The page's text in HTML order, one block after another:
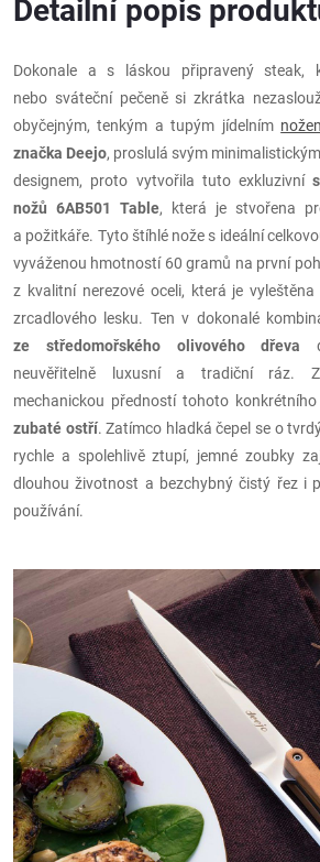
Detailní popis
Dokonale a s láskou připravený steak,
nebo sváteční pečeně si zkrátka
obyčejným, tenkým a tupým jídelním
značka Deejo, proslulá svým
designem, proto vytvořila tuto exkluzivní
nožů 6AB501 Table, která je stvořena
a požitkáře. Tyto štíhlé nože s ideální
vyváženou hmotností 60 gramů na první
z kvalitní nerezové oceli, která je
zrcadlového lesku. Ten v dokonalé
ze středomořského olivového dřeva
neuvěřitelně luxusní a tradiční ráz.
mechanickou předností tohoto
zubaté ostří. Zatímco hladká čepel se o
rychle a spolehlivě ztupí, jemné zoubky
dlouhou životnost a bezchybný čistý řez i
používání.